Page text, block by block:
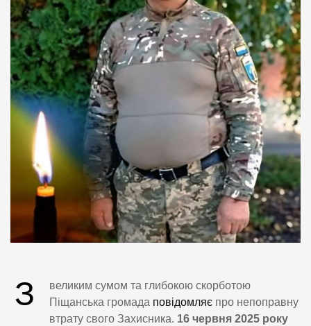
З
великим сумом та глибокою скорботою
Піщанська громада повідомляє про непоправну
втрату свого Захисника. 16 червня 2025 року